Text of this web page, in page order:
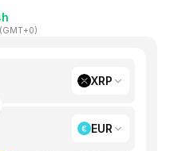
(GMT+0)
XRP
EUR